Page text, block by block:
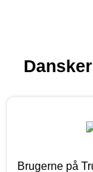
Brugerne på